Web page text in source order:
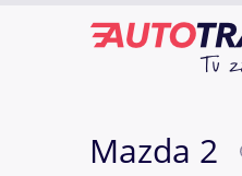
Mazda 2